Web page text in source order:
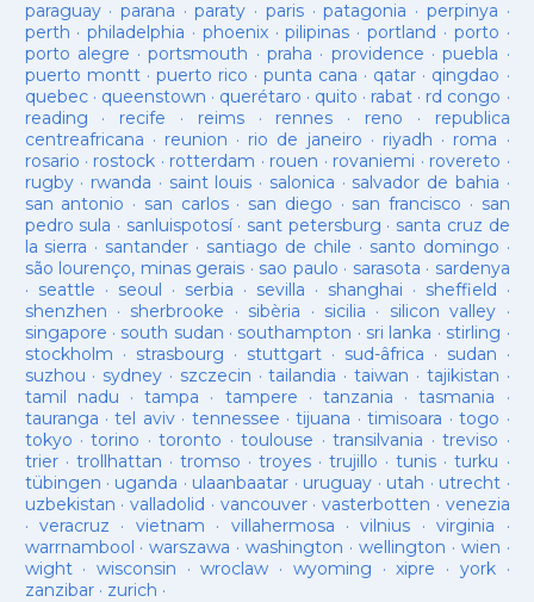
paraguay· parana ·paraty · paris·patagonia · perpinya ·
perth ·philadelphia · phoenix·pilipinas ·portland · porto ·
porto alegre ·portsmouth ·praha · providence ·puebla ·
puerto montt· puerto rico ·punta cana · qatar · qingdao ·
quebec· queenstown · querétaro · quito · rabat · rd congo ·
reading · recife · reims· rennes · reno · republica
centreafricana · reunion · rio de janeiro · riyadh · roma ·
rosario · rostock · rotterdam · rouen · rovaniemi · rovereto ·
rugby· rwanda · saint louis · salonica · salvador de bahia ·
san antonio · san carlos· san diego · san francisco · san
pedro sula · sanluispotosí· sant petersburg · santa cruz de
la sierra · santander · santiago de chile · santo domingo ·
são lourenço, minas gerais · sao paulo · sarasota · sardenya
· seattle · seoul · serbia · sevilla · shanghai · sheffield ·
shenzhen · sherbrooke · sibèria · sicilia · silicon valley ·
singapore · south sudan · southampton · sri lanka · stirling ·
stockholm · strasbourg · stuttgart· sud-âfrica · sudan ·
suzhou · sydney · szczecin ·tailandia ·taiwan · tajikistan ·
tamil nadu ·tampa · tampere · tanzania ·tasmania ·
tauranga ·tel aviv· tennessee ·tijuana ·timisoara ·togo ·
tokyo ·torino ·toronto ·toulouse ·transilvania ·treviso ·
trier· trollhattan · tromso · troyes·trujillo ·tunis ·turku ·
tübingen · uganda · ulaanbaatar · uruguay · utah · utrecht ·
uzbekistan · valladolid · vancouver· vasterbotten · venezia
· veracruz · vietnam · villahermosa ·vilnius ·virginia ·
warrnambool ·warszawa ·washington · wellington · wien ·
wight· wisconsin ·wroclaw · wyoming ·xipre · york·
zanzibar· zurich ·